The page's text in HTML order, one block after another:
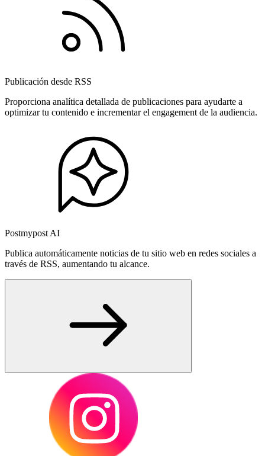
Publicación desde RSS
Proporciona analítica detallada de publicaciones para ayudarte a
optimizar tu contenido e incrementar el engagement de la audiencia.
Postmypost AI
Publica automáticamente noticias de tu sitio web en redes sociales a
través de RSS, aumentando tu alcance.